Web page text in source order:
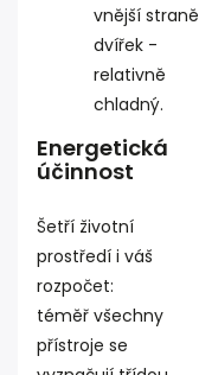
vnější straně
dvířek -
relativně
chladný.
Energetická
účinnost
Šetří životní
prostředí i váš
rozpočet:
téměř všechny
přístroje se